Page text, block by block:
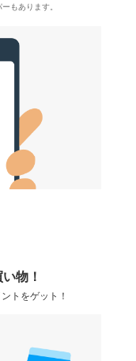
もあります。
物！
トをゲット！